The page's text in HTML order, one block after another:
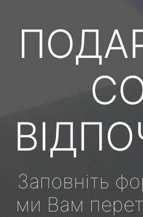
Заповніть
ми Вам